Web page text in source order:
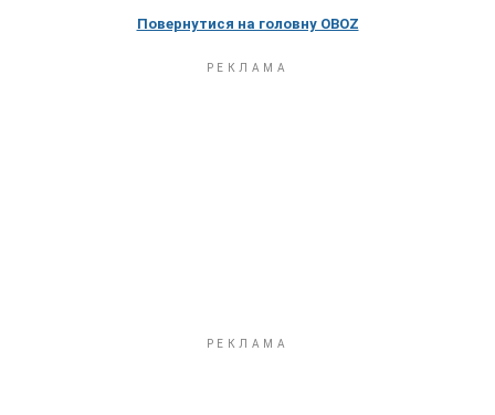
Повернутися на головну OBOZ